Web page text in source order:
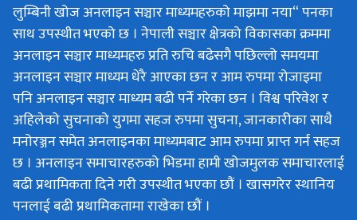
लुम्बिनी खोज अनलाइन सञ्चार माध्यमहरुको माझमा नया“ पनका
साथ उपस्थीत भएको छ । नेपाली सञ्चार क्षेत्रको विकासका क्रममा
अनलाइन सञ्चार माध्यमहरु प्रति रुचि बढेसगै पछिल्लो समयमा
अनलाइन सञ्चार माध्यम धेरै आएका छन र आम रुपमा रोजाइमा
पनि अनलाइन सञ्चार माध्यम बढी पर्ने गरेका छन । विश्व परिवेश र
अहिलेको सुचनाको युगमा सहज रुपमा सुचना, जानकारीका साथै
मनोरञ्जन समेत अनलाइनका माध्यमबाट आम रुपमा प्राप्त गर्न सहज
छ । अनलाइन समाचारहरुको भिडमा हामी खोजमुलक समाचारलाई
बढी प्रथामिकता दिने गरी उपस्थीत भएका छौं । खासगरेर स्थानिय
पनलाई बढी प्रथामिकतामा राखेका छौं ।